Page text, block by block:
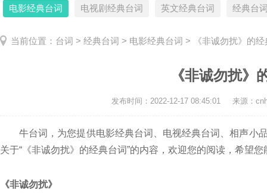
电影经典台词 电视剧经典台词 英文经典台词 经典台
当前位置： 台词 > 经典台词 > 电影经典台词 > 《非诚勿扰》的经
《非诚勿扰》
发布时间： 2022-12-17 08:45:01 来源：
牛台词，为您提供电影经典台词、电视经典台词、相声小
关于“《非诚勿扰》的经典台词”的内容，欢迎您的阅读，希望您
《非诚勿扰》